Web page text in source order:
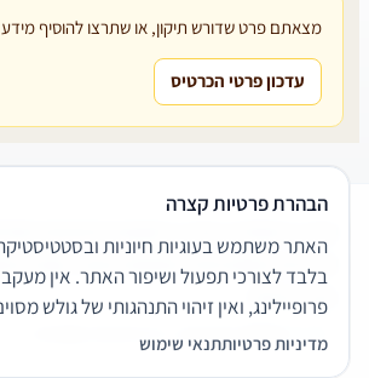
מצאתם פרט שדורש תיקון, או שתרצו להוסיף מידע
עדכון פרטי הכרטיס
שירותים משפטיים
דרושים צור קשר
תנאי שימוש
© 2026 הפירמה. כל הזכויות שמורות.
הבהרת פרטיות קצרה
האתר משתמש בעוגיות חיוניות
בלבד לצורכי תפעול ושיפור האתר. אין מעקב
פרופיילינג, ואין זיהוי התנהגותי של גולש
מדיניות פרטיותתנאי שימוש